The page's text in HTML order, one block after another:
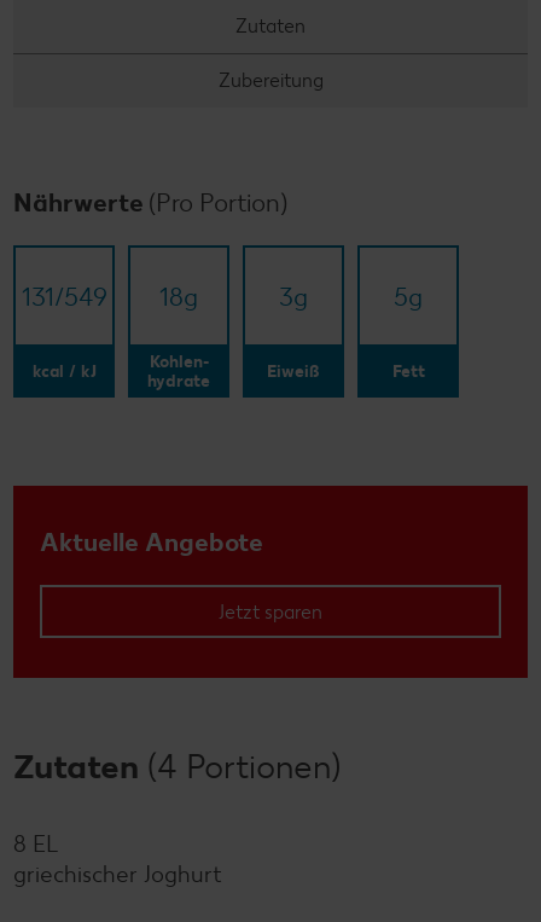
Zutaten
Zubereitung
Nährwerte (Pro Portion)
131/​549
kcal / kJ
18g
Kohlen-
hydrate
3g
Eiweiß
5g
Fett
Aktuelle Angebote
Jetzt sparen
Zutaten (4 Portionen)
8 EL
griechischer Joghurt